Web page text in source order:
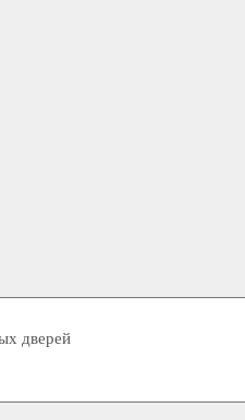
дверей